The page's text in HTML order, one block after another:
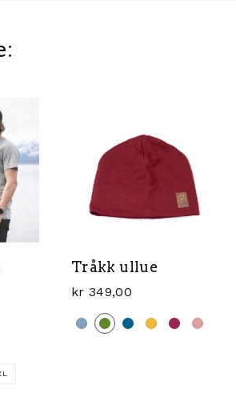
Tråkk ullue
kr 349,00